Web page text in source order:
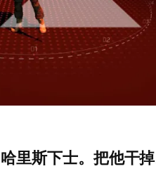
里斯下士。把他干